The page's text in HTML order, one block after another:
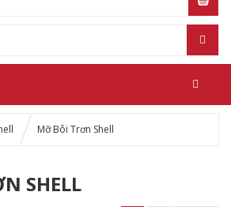
Mỡ Bôi Trơn Shell
SHELL